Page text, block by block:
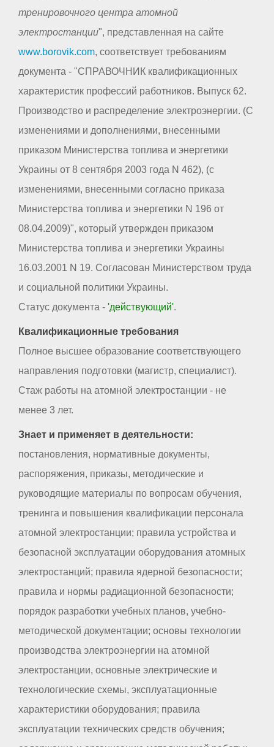
тренировочного центра атомной
электростанции", представленная на сайте
www.borovik.com, соответствует требованиям
документа - "СПРАВОЧНИК квалификационных
характеристик профессий работников. Выпуск 62.
Производство и распределение электроэнергии. (С
изменениями и дополнениями, внесенными
приказом Министерства топлива и энергетики
Украины от 8 сентября 2003 года N 462), (с
изменениями, внесенными согласно приказа
Министерства топлива и энергетики N 196 от
08.04.2009)", который утвержден приказом
Министерства топлива и энергетики Украины
16.03.2001 N 19. Согласован Министерством труда
и социальной политики Украины.
Статус документа - 'действующий'.
Квалификационные требования
Полное высшее образование соответствующего
направления подготовки (магистр, специалист).
Стаж работы на атомной электростанции - не
менее 3 лет.
Знает и применяет в деятельности:
постановления, нормативные документы,
распоряжения, приказы, методические и
руководящие материалы по вопросам обучения,
тренинга и повышения квалификации персонала
атомной электростанции; правила устройства и
безопасной эксплуатации оборудования атомных
электростанций; правила ядерной безопасности;
правила и нормы радиационной безопасности;
порядок разработки учебных планов, учебно-
методической документации; основы технологии
производства электроэнергии на атомной
электростанции, основные электрические и
технологические схемы, эксплуатационные
характеристики оборудования; правила
эксплуатации технических средств обучения;